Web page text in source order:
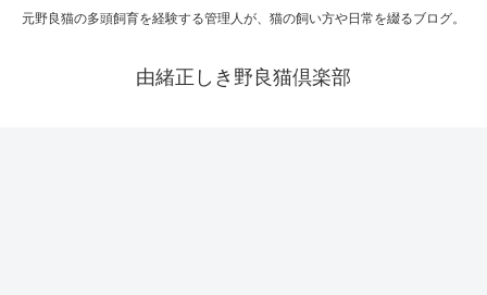
元野良猫の多頭飼育を経験する管理人が、猫の飼い方や日常を綴るブログ。
由緒正しき野良猫倶楽部